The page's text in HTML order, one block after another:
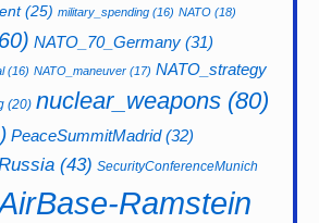
(25) military_spending (16) NATO (18)
NATO_70_Germany (31)
(16) NATO_maneuver (17) NATO_strategy
(20) nuclear_weapons (80)
PeaceSummitMadrid(32)
(43) SecurityConferenceMunich
Ramstein